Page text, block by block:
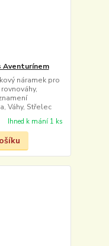
Aventurínem
náramek pro
Váhy, Střelec
Ihned k mání 1 ks